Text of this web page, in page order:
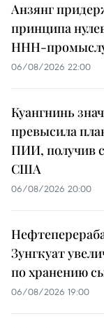
Анзянг
принципа
ННН-
06/08/2026 22:00
Куангнинь
превысила
ПИИ, получив
США
06/08/2026 20:00
Зунгкуат
по хранению
06/08/2026 19:00